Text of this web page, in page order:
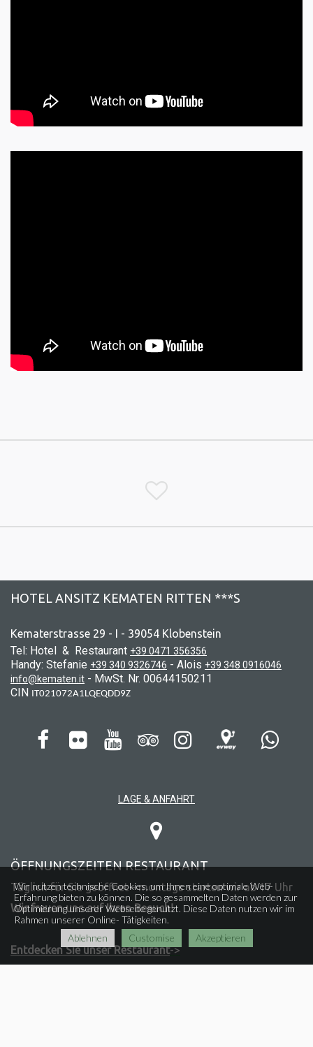

HOTEL ANSITZ KEMATEN RITTEN ***S
Kematerstrasse 29 - I - 39054 Klobenstein
Tel: Hotel & Restaurant +39 0471 356356
Handy: Stefanie +39 340 9326746 - Alois +39 348 0916046
info@kematen.it - MwSt. Nr. 00644150211
CIN IT021072A1LQEQDD9Z
     
LAGE & ANFAHRT

ÖFFNUNGSZEITEN RESTAURANT
Täglich für Sie geöffnet - montags starten wir ab 17 Uhr
Wir freuen uns auf Ihren Besuch!
Entdecken Sie unser Restaurant->
Wir nutzen technische Cookies, um Ihnen eine optimale Web-
Erfahrung bieten zu können. Die so gesammelten Daten werden zur
Optimierung unserer Webseite genutzt. Diese Daten nutzen wir im
Rahmen unserer Online- Tätigkeiten.
Ablehnen
Customise Akzeptieren